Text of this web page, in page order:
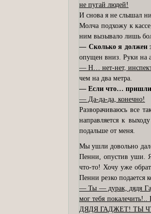
не пугай людей!
И снова я не слышал
Молча подхожу к
ним вызывало лишь
— Сколько я должен
опущен вниз. Руки на
— Н… нет-нет,
чем на два метра.
— Если что…
— Да-да-да, конечно!
Разворачиваюсь все
направляется к
подальше от меня.
Мы ушли довольно
Пенни, опустив уши. Я
что-то! Хочу уже
Пенни резко подается
— Ты — дурак, дядя
мог тебя
ДЯДЯ ГАДЖЕТ! ТЫ